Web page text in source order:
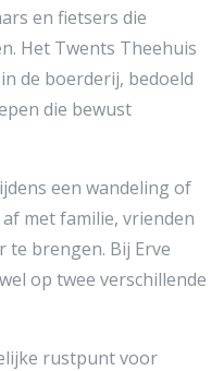
en fietsers die
Het Twents Theehuis
de boerderij, bedoeld
die bewust
een wandeling of
met familie, vrienden
te brengen. Bij Erve
op twee verschillende
rustpunt voor